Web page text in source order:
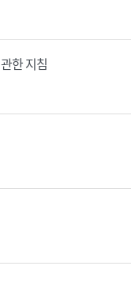
한 지침